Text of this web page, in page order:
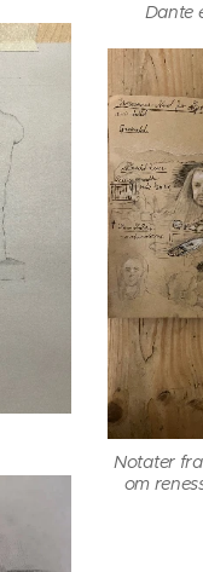
Dante
Notater
om